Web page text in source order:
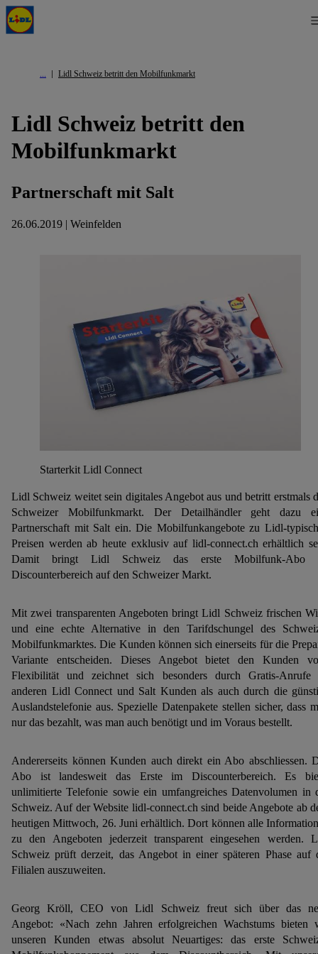
Lidl Schweiz betritt den Mobilfunkmarkt
Lidl Schweiz betritt den
Mobilfunkmarkt
Partnerschaft mit Salt
26.06.2019 | Weinfelden
Starterkit Lidl Connect
Lidl Schweiz weitet sein digitales Angebot aus und betritt erstmals
Schweizer Mobilfunkmarkt. Der Detailhändler geht dazu
Partnerschaft mit Salt ein. Die Mobilfunkangebote zu Lidl-
Preisen werden ab heute exklusiv auf lidl-connect.ch erhältlich
Damit bringt Lidl Schweiz das erste Mobilfunk-Abo
Discounterbereich auf den Schweizer Markt.
Mit zwei transparenten Angeboten bringt Lidl Schweiz frischen
und eine echte Alternative in den Tarifdschungel des
Mobilfunkmarktes. Die Kunden können sich einerseits für die
Variante entscheiden. Dieses Angebot bietet den Kunden
Flexibilität und zeichnet sich besonders durch Gratis-Anrufe
anderen Lidl Connect und Salt Kunden als auch durch die
Auslandstelefonie aus. Spezielle Datenpakete stellen sicher, dass
nur das bezahlt, was man auch benötigt und im Voraus bestellt.
Andererseits können Kunden auch direkt ein Abo abschliessen.
Abo ist landesweit das Erste im Discounterbereich. Es
unlimitierte Telefonie sowie ein umfangreiches Datenvolumen in
Schweiz. Auf der Website lidl-connect.ch sind beide Angebote ab
heutigen Mittwoch, 26. Juni erhältlich. Dort können alle
zu den Angeboten jederzeit transparent eingesehen werden.
Schweiz prüft derzeit, das Angebot in einer späteren Phase auf
Filialen auszuweiten.
Georg Kröll, CEO von Lidl Schweiz freut sich über das
Angebot: «Nach zehn Jahren erfolgreichen Wachstums bieten
unseren Kunden etwas absolut Neuartiges: das erste